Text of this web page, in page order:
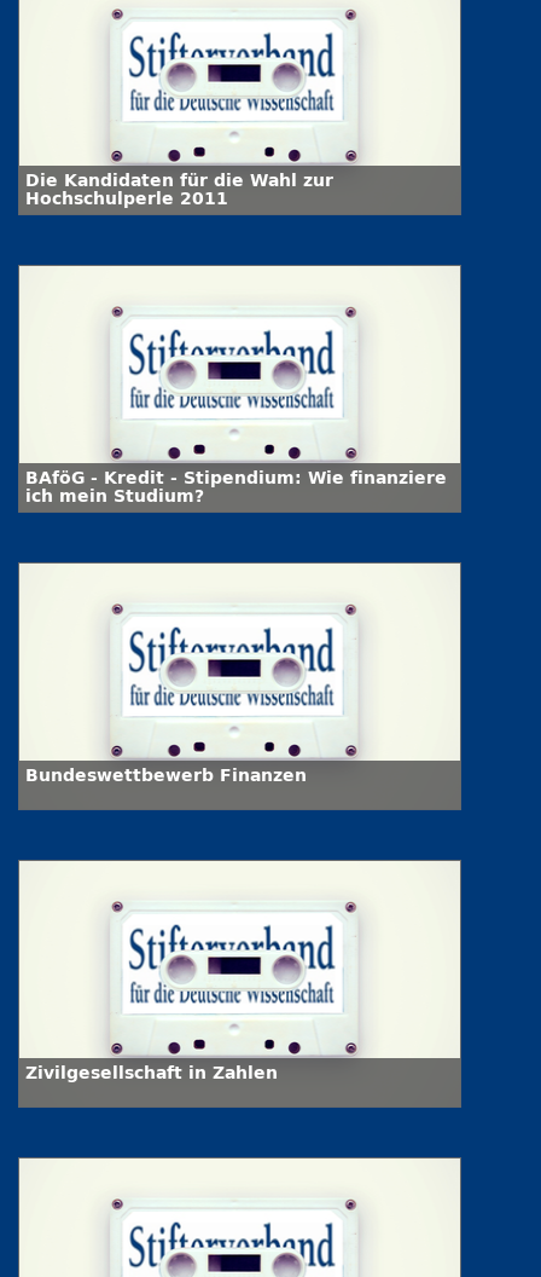
Die Kandidaten für die Wahl zur
Hochschulperle 2011
BAföG - Kredit - Stipendium: Wie finanziere
ich mein Studium?
Bundeswettbewerb Finanzen
Zivilgesellschaft in Zahlen